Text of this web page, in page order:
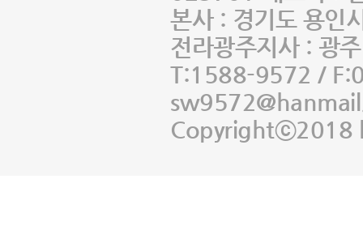
본사 : 경기도 용인
전라광주지사 : 광
T:1588-9572 /
Copyrightⓒ2018